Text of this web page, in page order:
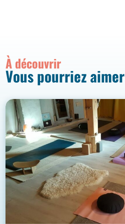
À découvrir
Vous pourriez aimer